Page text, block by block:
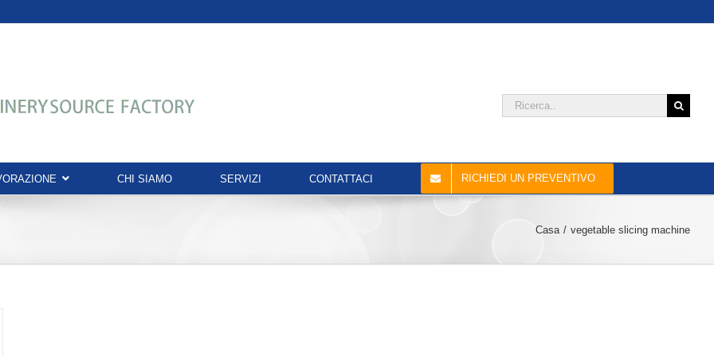
Cercare:
CHI SIAMO SERVIZI CONTATTACI RICHIEDI UN PREVENTIVO
Casa vegetable slicing machine